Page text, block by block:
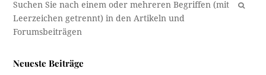
OK
Neueste Beiträge